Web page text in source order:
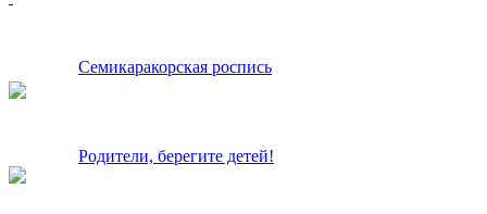
Семикаракорская роспись
Родители, берегите детей!